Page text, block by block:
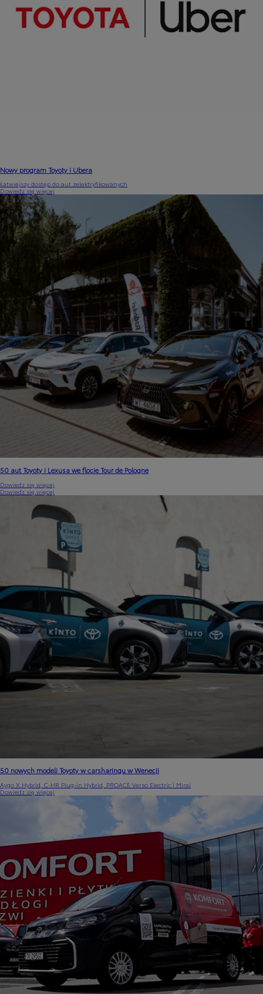
Nowy program Toyoty i Ubera
Łatwiejszy dostęp do aut zelektryfikowanych
Dowiedz się więcej
50 aut Toyoty i Lexusa we flocie Tour de Pologne
Dowiedz się więcej
Dowiedz się więcej
50 nowych modeli Toyoty w carsharingu w Wenecji
Aygo X Hybrid, C-HR Plug-in Hybrid, PROACE Verso Electric i Mirai
Dowiedz się więcej